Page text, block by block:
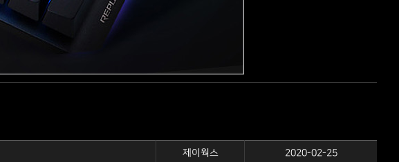
제이웍스 2020-02-25